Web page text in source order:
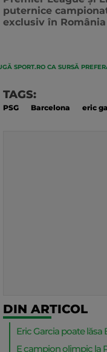
puternice
exclusiv în România
SPORT.RO CA SURSĂ
TAGS:
PSG Barcelona eric
DIN ARTICOL
Eric Garcia poate lăsa
E campion olimpic la